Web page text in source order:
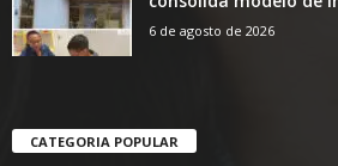
6 de agosto de 2026
CATEGORIA POPULAR